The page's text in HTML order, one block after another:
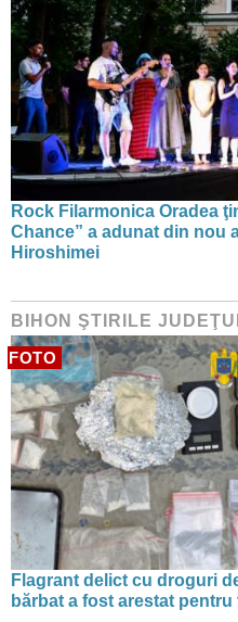
Rock Filarmonica Oradea
Chance” a adunat din nou
Hiroshimei
BIHON ŞTIRILE
FOTO
Flagrant delict cu droguri
bărbat a fost arestat